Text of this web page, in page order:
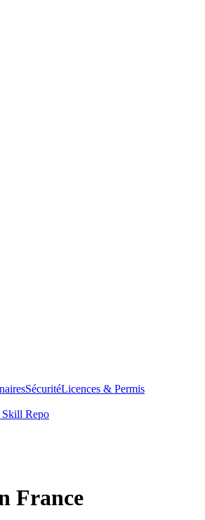
SécuritéLicences & Permis
Skill Repo
France